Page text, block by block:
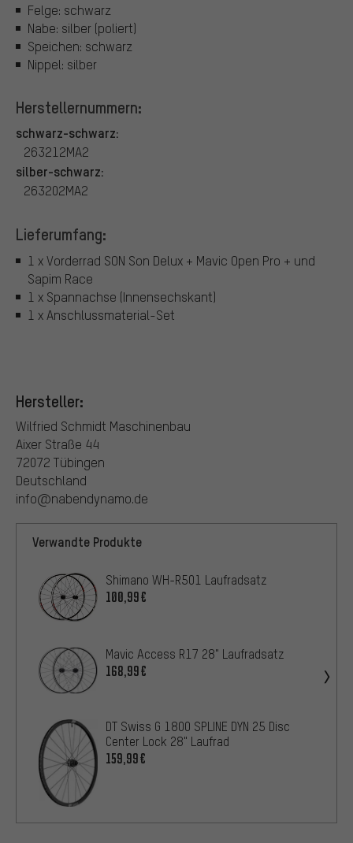
Felge: schwarz
Nabe: silber (poliert)
Speichen: schwarz
Nippel: silber
Herstellernummern:
schwarz-schwarz:
263212MA2
silber-schwarz:
263202MA2
Lieferumfang:
1 x Vorderrad SON Son Delux + Mavic Open Pro + und
Sapim Race
1 x Spannachse (Innensechskant)
1 x Anschlussmaterial-Set
Hersteller:
Wilfried Schmidt Maschinenbau
Aixer Straße 44
72072 Tübingen
Deutschland
info@nabendynamo.de
Verwandte Produkte
Shimano WH-R501 Laufradsatz
100,99€
Mavic Access R17 28" Laufradsatz
168,99€
DT Swiss G 1800 SPLINE DYN 25 Disc
Center Lock 28" Laufrad
159,99€